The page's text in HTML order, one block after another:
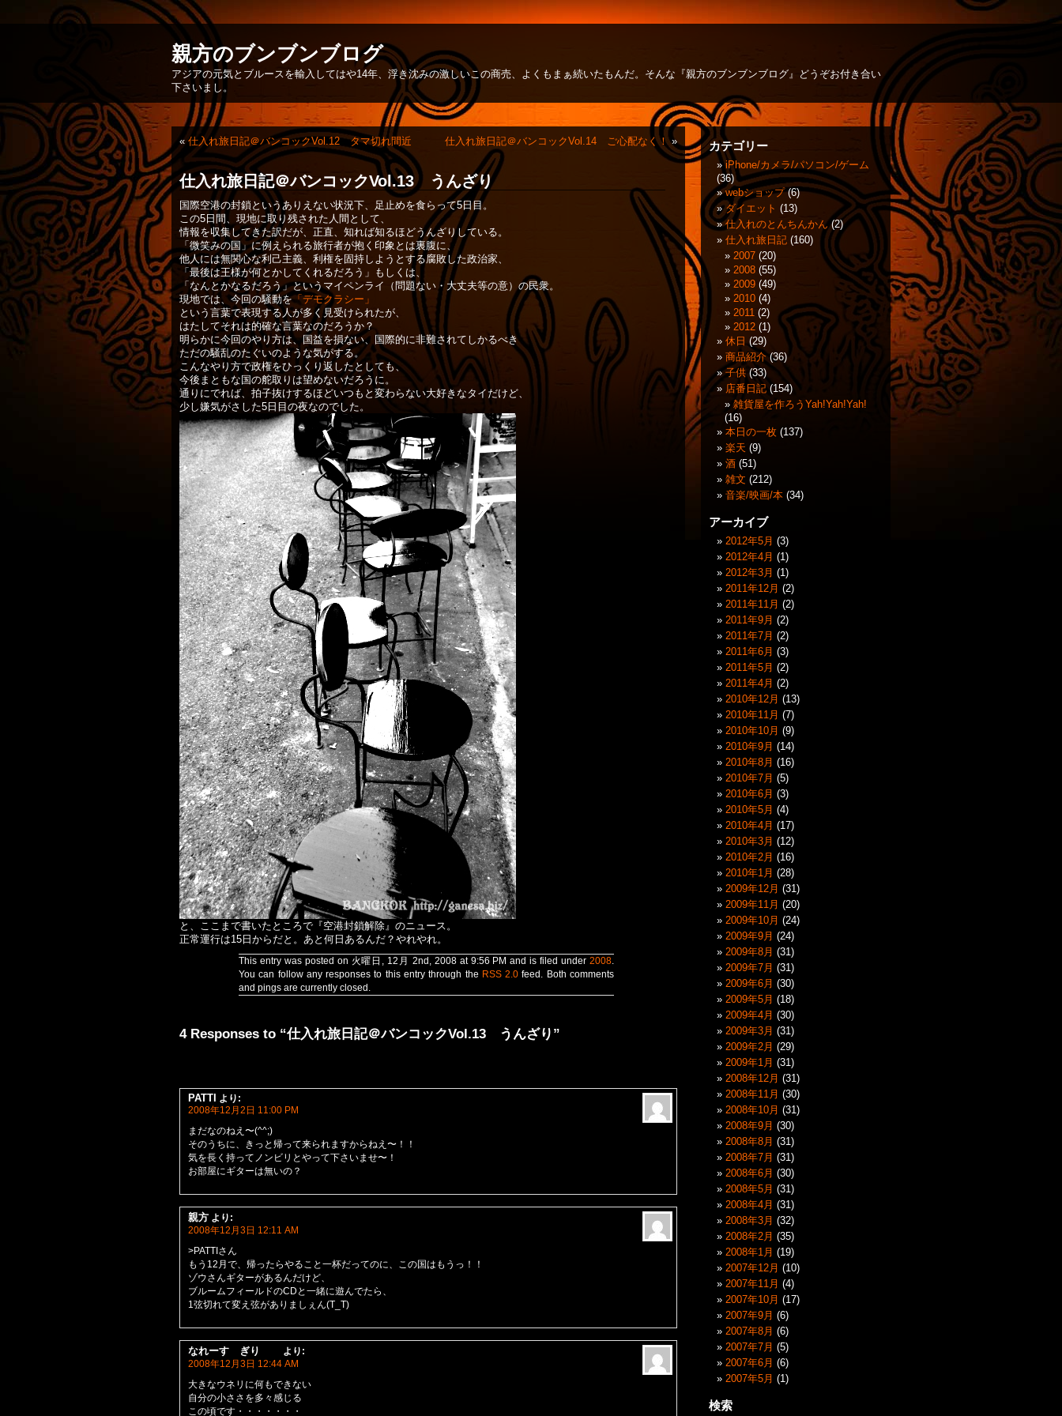
親方のブンブンブログ
アジアの元気とブルースを輸入してはや14年、浮き沈みの激しいこの商売、よくもまぁ続いたもんだ。そんな『親方のブンブンブログ』どうぞお付き合い
下さいまし。
«仕入れ旅日記＠バンコックVol.12 タマ切れ間近 仕入れ旅日記＠バンコックVol.14 ご心配なく！»
仕入れ旅日記＠バンコックVol.13 うんざり
国際空港の封鎖というありえない状況下、足止めを食らって5日目。
この5日間、現地に取り残された人間として、
情報を収集してきた訳だが、正直、知れば知るほどうんざりしている。
「微笑みの国」に例えられる旅行者が抱く印象とは裏腹に、
他人には無関心な利己主義、利権を固持しようとする腐敗した政治家、
「最後は王様が何とかしてくれるだろう」もしくは、
「なんとかなるだろう」というマイペンライ（問題ない・大丈夫等の意）の民衆。
現地では、今回の騒動を「デモクラシー」
という言葉で表現する人が多く見受けられたが、
はたしてそれは的確な言葉なのだろうか？
明らかに今回のやり方は、国益を損ない、国際的に非難されてしかるべき
ただの騒乱のたぐいのような気がする。
こんなやり方で政権をひっくり返したとしても、
今後まともな国の舵取りは望めないだろうに。
通りにでれば、拍子抜けするほどいつもと変わらない大好きなタイだけど、
少し嫌気がさした5日目の夜なのでした。
と、ここまで書いたところで『空港封鎖解除』のニュース。
正常運行は15日からだと。あと何日あるんだ？やれやれ。
This entry was posted on 火曜日, 12月 2nd, 2008 at 9:56 PM and is filed under 2008
You can follow any responses to this entry through the RSS 2.0 feed. Both comments
and pings are currently closed.
4 Responses to “仕入れ旅日記＠バンコックVol.13 うんざり”
PATTI
より:
2008年12月2日 11:00 PM
まだなのねえ〜(^^;)
そのうちに、きっと帰って来られますからねえ〜！！
気を長く持ってノンビリとやって下さいませ〜！
お部屋にギターは無いの？
親方 より:
2008年12月3日 12:11 AM
>PATTIさん
もう12月で、帰ったらやること一杯だってのに、この国はもうっ！！
ゾウさんギターがあるんだけど、
ブルームフィールドのCDと一緒に遊んでたら、
1弦切れて変え弦がありましぇん(T_T)
なれーす ぎり
より:
2008年12月3日 12:44 AM
大きなウネリに何もできない
自分の小ささを多々感じる
この頃です・・・・・・・
カテゴリー
iPhone/カメラ/パソコン/ゲーム
(36)
webショップ(6)
ダイエット (13)
仕入れのとんちんかん(2)
仕入れ旅日記 (160)
2007 (20)
2008 (55)
2009 (49)
2010 (4)
2011 (2)
2012 (1)
休日 (29)
商品紹介(36)
子供 (33)
店番日記(154)
雑貨屋を作ろうYah!Yah!Yah!
(16)
本日の一枚 (137)
楽天 (9)
酒 (51)
雑文 (212)
音楽/映画/本 (34)
アーカイブ
2012年5月 (3)
2012年4月 (1)
2012年3月 (1)
2011年12月 (2)
2011年11月 (2)
2011年9月 (2)
2011年7月 (2)
2011年6月 (3)
2011年5月 (2)
2011年4月 (2)
2010年12月 (13)
2010年11月 (7)
2010年10月 (9)
2010年9月 (14)
2010年8月 (16)
2010年7月 (5)
2010年6月 (3)
2010年5月 (4)
2010年4月 (17)
2010年3月 (12)
2010年2月 (16)
2010年1月 (28)
2009年12月 (31)
2009年11月 (20)
2009年10月 (24)
2009年9月 (24)
2009年8月 (31)
2009年7月 (31)
2009年6月 (30)
2009年5月 (18)
2009年4月 (30)
2009年3月 (31)
2009年2月 (29)
2009年1月 (31)
2008年12月 (31)
2008年11月 (30)
2008年10月 (31)
2008年9月 (30)
2008年8月 (31)
2008年7月 (31)
2008年6月 (30)
2008年5月 (31)
2008年4月 (31)
2008年3月 (32)
2008年2月 (35)
2008年1月 (19)
2007年12月 (10)
2007年11月 (4)
2007年10月 (17)
2007年9月 (6)
2007年8月 (6)
2007年7月 (5)
2007年6月 (6)
2007年5月 (1)
検索